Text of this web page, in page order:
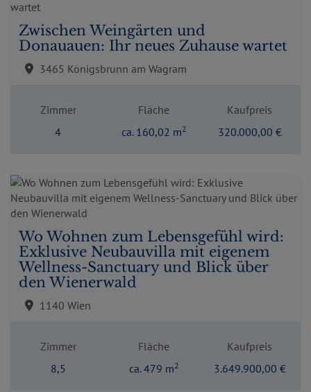
Zwischen Weingärten und
Donauauen: Ihr neues Zuhause wartet
3465 Königsbrunn am Wagram
Zimmer
4
Fläche
ca. 160,02 m2
Kaufpreis
320.000,00 €
Wo Wohnen zum Lebensgefühl wird:
Exklusive Neubauvilla mit eigenem
Wellness-Sanctuary und Blick über
den Wienerwald
1140 Wien
Zimmer
8,5
Fläche
ca. 479 m2
Kaufpreis
3.649.900,00 €